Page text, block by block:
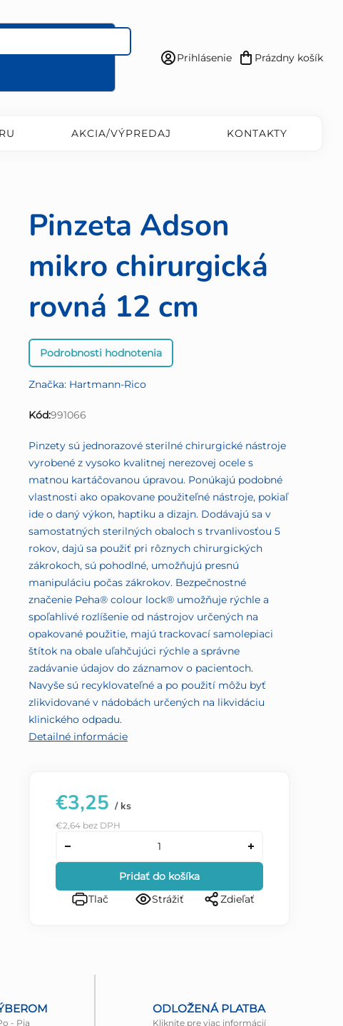
Prihlásenie
Nákupný
Prázdny košík
AKCIA/VÝPREDAJ KONTAKTY
Pinzeta Adson
mikro chirurgická
rovná 12 cm
Priemerné
hodnotenie
je
0,0
5
hviezdičiek.
Podrobnosti hodnotenia
Značka: Hartmann-Rico
Kód:991066
Pinzety sú jednorazové sterilné chirurgické nástroje
vyrobené z vysoko kvalitnej nerezovej ocele s
matnou kartáčovanou úpravou. Ponúkajú podobné
vlastnosti ako opakovane použiteľné nástroje, pokiaľ
ide o daný výkon, haptiku a dizajn. Dodávajú sa v
samostatných sterilných obaloch s trvanlivosťou 5
rokov, dajú sa použiť pri rôznych chirurgických
zákrokoch, sú pohodlné, umožňujú presnú
manipuláciu počas zákrokov. Bezpečnostné
značenie Peha® colour lock® umožňuje rýchle a
spoľahlivé rozlíšenie od nástrojov určených na
opakované použitie, majú trackovací samolepiaci
štítok na obale uľahčujúci rýchle a správne
zadávanie údajov do záznamov o pacientoch.
Navyše sú recyklovateľné a po použití môžu byť
zlikvidované v nádobách určených na likvidáciu
klinického odpadu.
Detailné informácie
€3,25 / ks
€2,64 bez DPH
Pridať do košíka
Tlač
Strážiť Zdieľať
- Pia
ODLOŽENÁ PLATBA
Kliknite pre viac informácií